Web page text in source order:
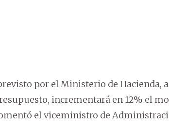
por el Ministerio de Hacienda, a
incrementará en 12% el
el viceministro de